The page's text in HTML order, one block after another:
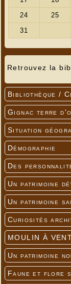
Retrouvez la
Bibliothèque /
Gignac terre
Situation
Démographie
Des
Un patrimoine
Un patrimoine
Curiosités
MOULIN À
Un patrimoine
Faune et flore